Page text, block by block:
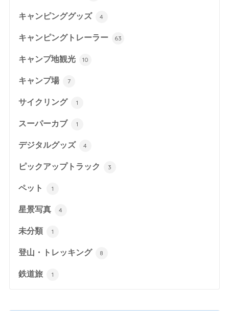
キャンピンググッズ 4
キャンピングトレーラー 63
キャンプ地観光 10
キャンプ場 7
サイクリング 1
スーパーカブ 1
デジタルグッズ 4
ピックアップトラック 3
ペット 1
星景写真 4
未分類 1
登山・トレッキング 8
鉄道旅 1